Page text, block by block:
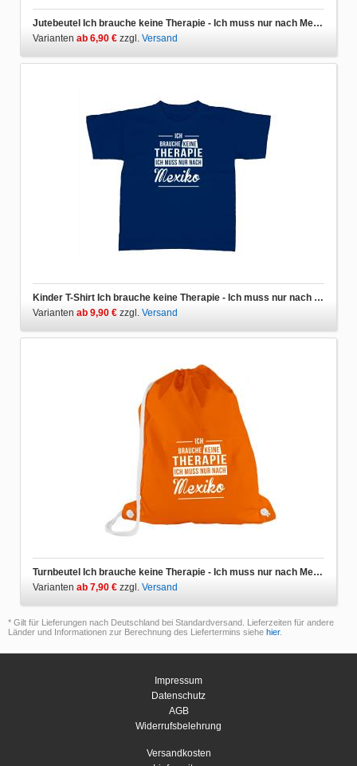
Jutebeutel Ich brauche keine Therapie - Ich muss nur nach Mexiko
Varianten ab 6,90 € zzgl. Versand
Kinder T-Shirt Ich brauche keine Therapie - Ich muss nur nach Mexiko
Varianten ab 9,90 € zzgl. Versand
Turnbeutel Ich brauche keine Therapie - Ich muss nur nach Mexiko
Varianten ab 7,90 € zzgl. Versand
* Gilt für Lieferungen nach Deutschland bei Standardversand. Lieferzeiten für andere
Länder und Informationen zur Berechnung des Liefertermins siehe hier.
Impressum
Datenschutz
AGB
Widerrufsbelehrung
Versandkosten